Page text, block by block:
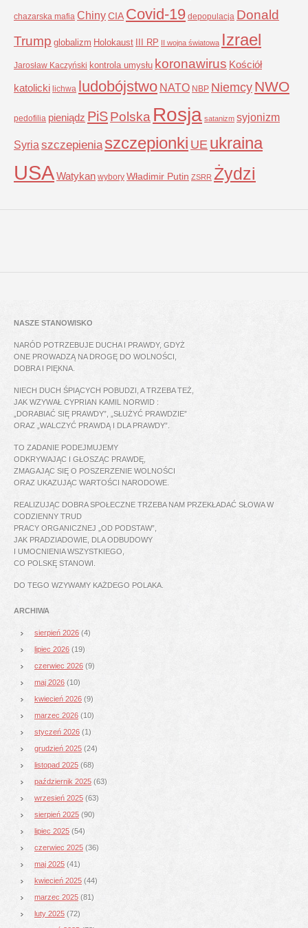
chazarska mafia ChinyCIA Covid-19 depopulacja Donald
Trump globalizm Holokaust III RP II wojna światowa Izrael
Jarosław Kaczyński kontrola umysłu koronawirus Kościół
katolicki lichwa ludobójstwo NATO NBP NiemcyNWO
pedofilia pieniądz PiSPolska Rosja satanizm syjonizm
Syria szczepienia szczepionki UE ukraina
USAWatykan wybory Władimir Putin ZSRR Żydzi
NASZE STANOWISKO
NARÓD POTRZEBUJE DUCHA I PRAWDY, GDYŻ
ONE PROWADZĄ NA DROGĘ DO WOLNOŚCI,
DOBRA I PIĘKNA.
NIECH DUCH ŚPIĄCYCH POBUDZI, A TRZEBA TEŻ,
JAK WZYWAŁ CYPRIAN KAMIL NORWID :
„DORABIAĆ SIĘ PRAWDY”, „SŁUŻYĆ PRAWDZIE”
ORAZ „WALCZYĆ PRAWDĄ I DLA PRAWDY”.
TO ZADANIE PODEJMUJEMY
ODKRYWAJĄC I GŁOSZĄC PRAWDĘ,
ZMAGAJĄC SIĘ O POSZERZENIE WOLNOŚCI
ORAZ UKAZUJĄC WARTOŚCI NARODOWE.
REALIZUJĄC DOBRA SPOŁECZNE TRZEBA NAM PRZEKŁADAĆ SŁOWA W
CODZIENNY TRUD
PRACY ORGANICZNEJ „OD PODSTAW”,
JAK PRADZIADOWIE, DLA ODBUDOWY
I UMOCNIENIA WSZYSTKIEGO,
CO POLSKĘ STANOWI.
DO TEGO WZYWAMY KAŻDEGO POLAKA.
ARCHIWA
sierpień 2026 (4)
lipiec 2026 (19)
czerwiec 2026 (9)
maj 2026 (10)
kwiecień 2026 (9)
marzec 2026 (10)
styczeń 2026 (1)
grudzień 2025 (24)
listopad 2025 (68)
październik 2025 (63)
wrzesień 2025 (63)
sierpień 2025 (90)
lipiec 2025 (54)
czerwiec 2025 (36)
maj 2025 (41)
kwiecień 2025 (44)
marzec 2025 (81)
luty 2025 (72)